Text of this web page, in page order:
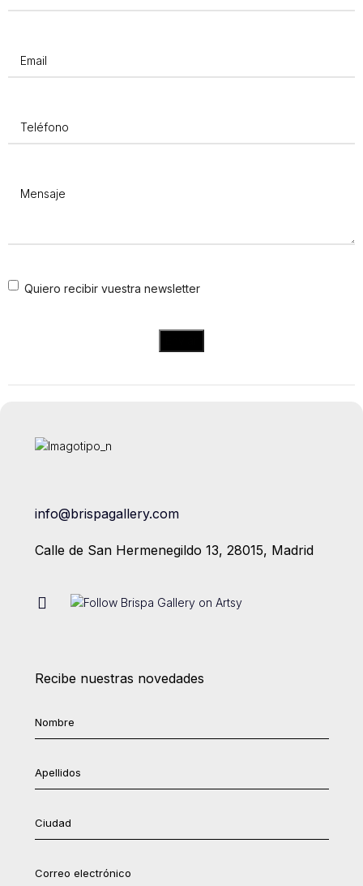
Consentimiento
Quiero recibir vuestra newsletter
info@brispagallery.com
Calle de San Hermenegildo 13, 28015, Madrid
Recibe nuestras novedades